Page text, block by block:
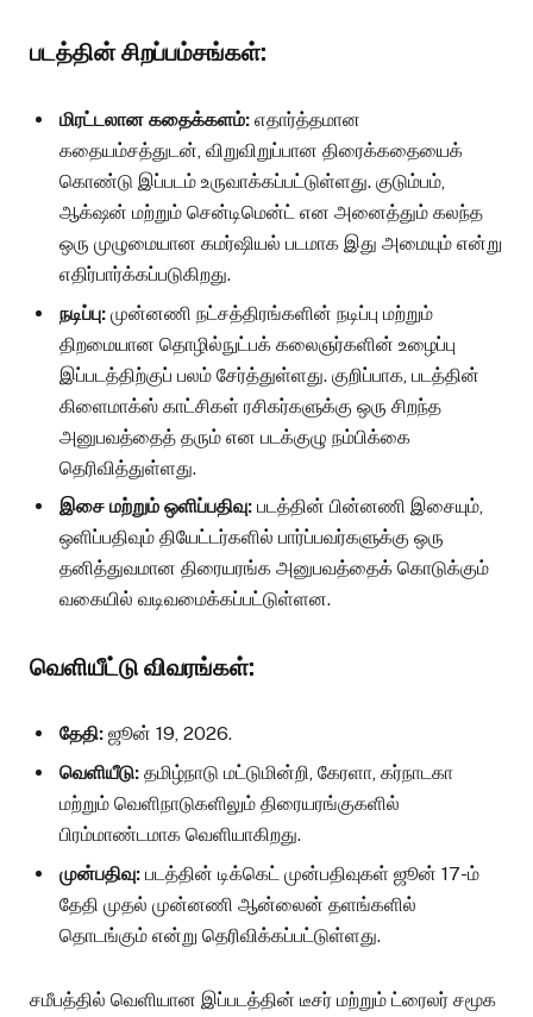
படத்தின் சிறப்பம்சங்கள்:
மிரட்டலான கதைக்களம்: எதார்த்தமான
கதையம்சத்துடன், விறுவிறுப்பான திரைக்கதையைக்
கொண்டு இப்படம் உருவாக்கப்பட்டுள்ளது. குடும்பம்,
ஆக்‌ஷன் மற்றும் சென்டிமென்ட் என அனைத்தும் கலந்த
ஒரு முழுமையான கமர்ஷியல் படமாக இது அமையும் என்று
எதிர்பார்க்கப்படுகிறது.
நடிப்பு: முன்னணி நட்சத்திரங்களின் நடிப்பு மற்றும்
திறமையான தொழில்நுட்பக் கலைஞர்களின் உழைப்பு
இப்படத்திற்குப் பலம் சேர்த்துள்ளது. குறிப்பாக, படத்தின்
கிளைமாக்ஸ் காட்சிகள் ரசிகர்களுக்கு ஒரு சிறந்த
அனுபவத்தைத் தரும் என படக்குழு நம்பிக்கை
தெரிவித்துள்ளது.
இசை மற்றும் ஒளிப்பதிவு: படத்தின் பின்னணி இசையும்,
ஒளிப்பதிவும் தியேட்டர்களில் பார்ப்பவர்களுக்கு ஒரு
தனித்துவமான திரையரங்க அனுபவத்தைக் கொடுக்கும்
வகையில் வடிவமைக்கப்பட்டுள்ளன.
வெளியீட்டு விவரங்கள்:
தேதி: ஜூன் 19, 2026.
வெளியீடு: தமிழ்நாடு மட்டுமின்றி, கேரளா, கர்நாடகா
மற்றும் வெளிநாடுகளிலும் திரையரங்குகளில்
பிரம்மாண்டமாக வெளியாகிறது.
முன்பதிவு: படத்தின் டிக்கெட் முன்பதிவுகள் ஜூன் 17-ம்
தேதி முதல் முன்னணி ஆன்லைன் தளங்களில்
தொடங்கும் என்று தெரிவிக்கப்பட்டுள்ளது.
சமீபத்தில் வெளியான இப்படத்தின் டீசர் மற்றும் ட்ரைலர் சமூக